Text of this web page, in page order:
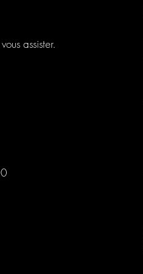
assister.